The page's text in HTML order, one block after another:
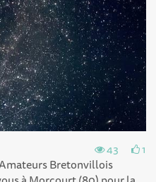
43 1
Bretonvillois